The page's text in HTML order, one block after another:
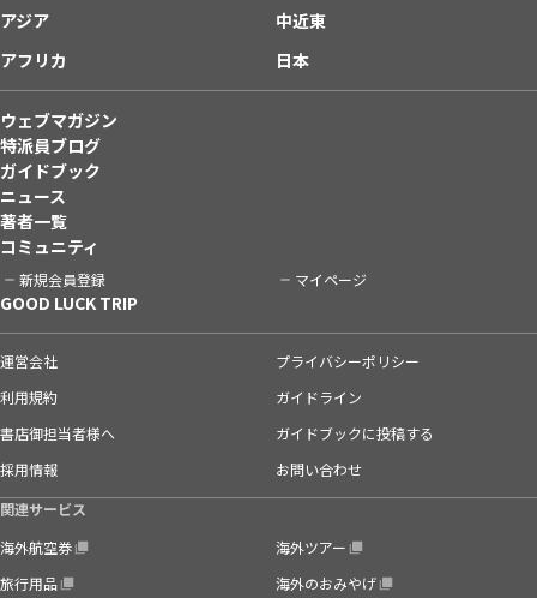
アジア
中近東
アフリカ
日本
ウェブマガジン
特派員ブログ
ガイドブック
ニュース
著者一覧
コミュニティ
新規会員登録 マイページ
GOOD LUCK TRIP
運営会社
プライバシーポリシー
利用規約
ガイドライン
書店御担当者様へ
ガイドブックに投稿する
採用情報
お問い合わせ
関連サービス
海外航空券
海外ツアー
旅行用品
海外のおみやげ